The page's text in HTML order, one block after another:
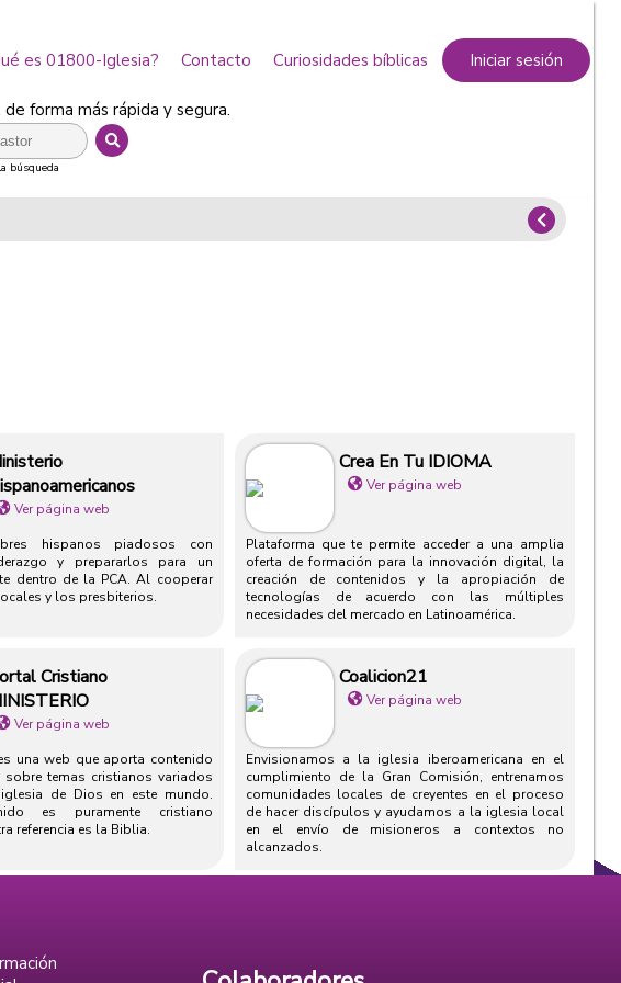
es 01800-Iglesia? Contacto Curiosidades bíblicas Iniciar sesión
forma más rápida y segura.
búsqueda
Ver página web
hispanos piadosos con
y prepararlos para un
dentro de la PCA. Al cooperar
y los presbiterios.
Crea En Tu IDIOMA
Ver página web
Plataforma que te permite acceder a una amplia
oferta de formación para la innovación digital, la
creación de contenidos y la apropiación de
tecnologías de acuerdo con las múltiples
necesidades del mercado en Latinoamérica.
Cristiano
Ver página web
una web que aporta contenido
temas cristianos variados
de Dios en este mundo.
es puramente cristiano
referencia es la Biblia.
Coalicion21
Ver página web
Envisionamos a la iglesia iberoamericana en el
cumplimiento de la Gran Comisión, entrenamos
comunidades locales de creyentes en el proceso
de hacer discípulos y ayudamos a la iglesia local
en el envío de misioneros a contextos no
alcanzados.